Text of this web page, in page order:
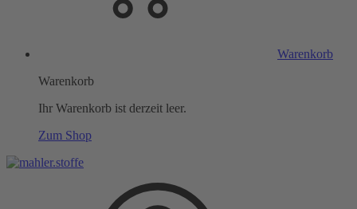
Warenkorb
Warenkorb
Ihr Warenkorb ist derzeit leer.
Zum Shop